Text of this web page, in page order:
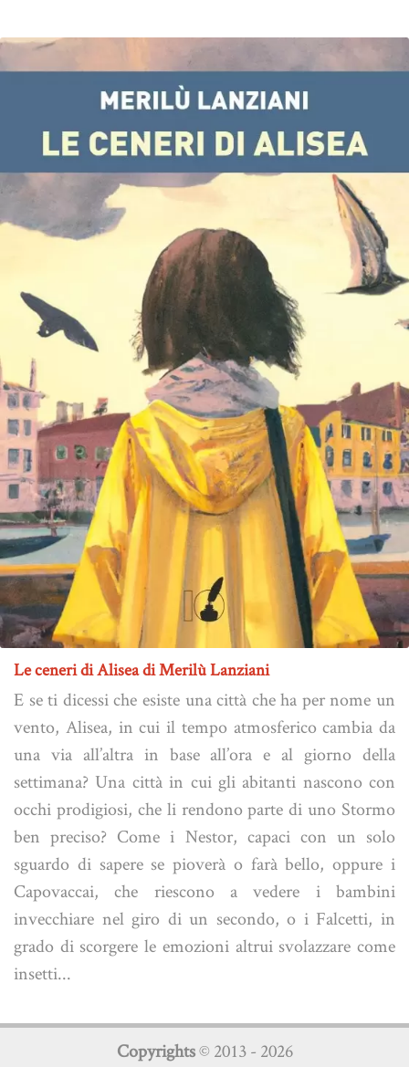
Le ceneri di Alisea di Merilù Lanziani
E se ti dicessi che esiste una città che ha per nome un
vento, Alisea, in cui il tempo atmosferico cambia da
una via all’altra in base all’ora e al giorno della
settimana? Una città in cui gli abitanti nascono con
occhi prodigiosi, che li rendono parte di uno Stormo
ben preciso? Come i Nestor, capaci con un solo
sguardo di sapere se pioverà o farà bello, oppure i
Capovaccai, che riescono a vedere i bambini
invecchiare nel giro di un secondo, o i Falcetti, in
grado di scorgere le emozioni altrui svolazzare come
insetti...
Copyrights© 2013 - 2026